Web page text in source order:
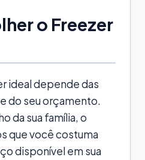
o Freezer
ideal depende das
do seu orçamento.
da sua família, o
que você costuma
disponível em sua